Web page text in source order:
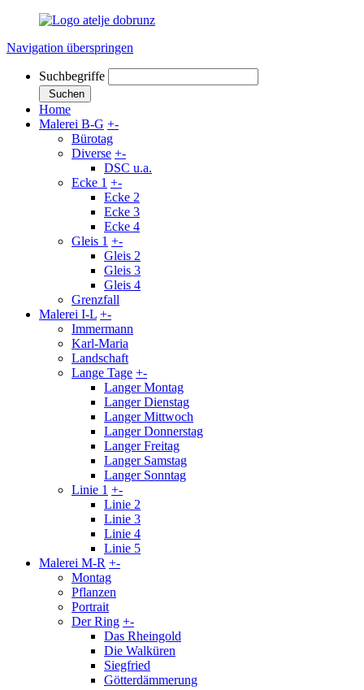
Navigation überspringen
Suchbegriffe
Suchen
Home
Malerei B-G +-
Bürotag
Diverse +-
DSC u.a.
Ecke 1 +-
Ecke 2
Ecke 3
Ecke 4
Gleis 1 +-
Gleis 2
Gleis 3
Gleis 4
Grenzfall
Malerei I-L +-
Immermann
Karl-Maria
Landschaft
Lange Tage +-
Langer Montag
Langer Dienstag
Langer Mittwoch
Langer Donnerstag
Langer Freitag
Langer Samstag
Langer Sonntag
Linie 1 +-
Linie 2
Linie 3
Linie 4
Linie 5
Malerei M-R +-
Montag
Pflanzen
Portrait
Der Ring +-
Das Rheingold
Die Walküren
Siegfried
Götterdämmerung